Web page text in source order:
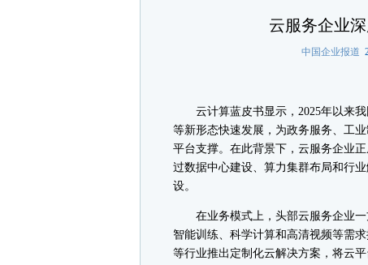
云服务企业
中国企业报道
云计算蓝皮书显示，2025年以来我
等新形态快速发展，为政务服务、工
平台支撑。在此背景下，云服务企业
过数据中心建设、算力集群布局和行
设。
在业务模式上，头部云服务企业一
智能训练、科学计算和高清视频等需
等行业推出定制化云解决方案，将云